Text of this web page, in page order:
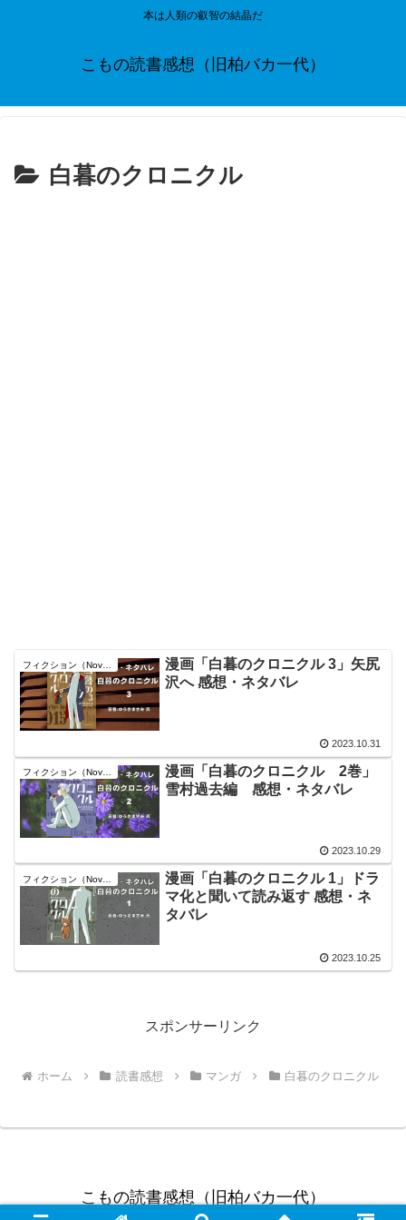
本は人類の叡智の結晶だ
こもの読書感想（旧柏バカ一代）
白暮のクロニクル
フィクション（Novel）
漫画「白暮のクロニクル 3」矢尻
沢へ 感想・ネタバレ
2023.10.31
漫画「白暮のクロニクル 2巻」
雪村過去編 感想・ネタバレ
2023.10.29
漫画「白暮のクロニクル 1」ドラ
マ化と聞いて読み返す 感想・ネ
タバレ
2023.10.25
スポンサーリンク
ホーム 読書感想 マンガ 白暮のクロニクル
こもの読書感想（旧柏バカ一代）